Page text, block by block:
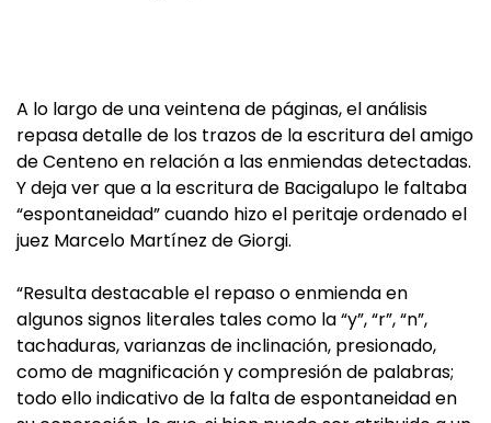
A lo largo de una veintena de páginas, el análisis
repasa detalle de los trazos de la escritura del amigo
de Centeno en relación a las enmiendas detectadas.
Y deja ver que a la escritura de Bacigalupo le faltaba
“espontaneidad” cuando hizo el peritaje ordenado el
juez Marcelo Martínez de Giorgi.
“Resulta destacable el repaso o enmienda en
algunos signos literales tales como la “y”, “r”, “n”,
tachaduras, varianzas de inclinación, presionado,
como de magnificación y compresión de palabras;
todo ello indicativo de la falta de espontaneidad en